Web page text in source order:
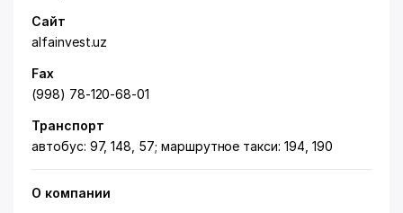
Сайт
alfainvest.uz
Fax
(998) 78-120-68-01
Транспорт
автобус: 97, 148, 57; маршрутное такси: 194, 190
О компании